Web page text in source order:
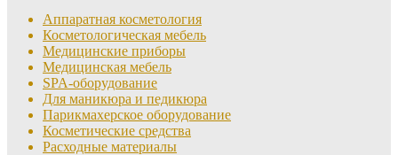
Аппаратная косметология
Косметологическая мебель
Медицинские приборы
Медицинская мебель
SPA-оборудование
Для маникюра и педикюра
Парикмахерское оборудование
Косметические средства
Расходные материалы